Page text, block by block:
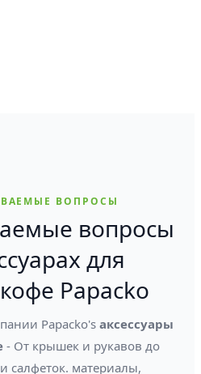
ВОПРОСЫ
вопросы
для
Papacko
Papacko's аксессуары
- От крышек и рукавов до
салфеток. материалы,